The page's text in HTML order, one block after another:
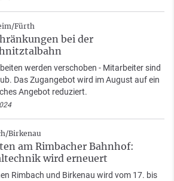
Fürth
bei der
werden verschoben - Mitarbeiter sind
Das Zugangebot wird im August auf ein
Angebot reduziert.
Birkenau
am Rimbacher Bahnhof:
wird erneuert
Rimbach und Birkenau wird vom 17. bis